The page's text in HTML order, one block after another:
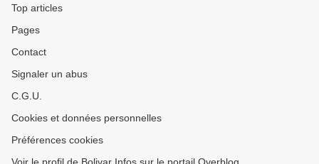
Top articles
Pages
Contact
Signaler un abus
C.G.U.
Cookies et données personnelles
Préférences cookies